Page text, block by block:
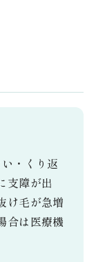
・くり返
支障が出
け毛が急増
合は医療機